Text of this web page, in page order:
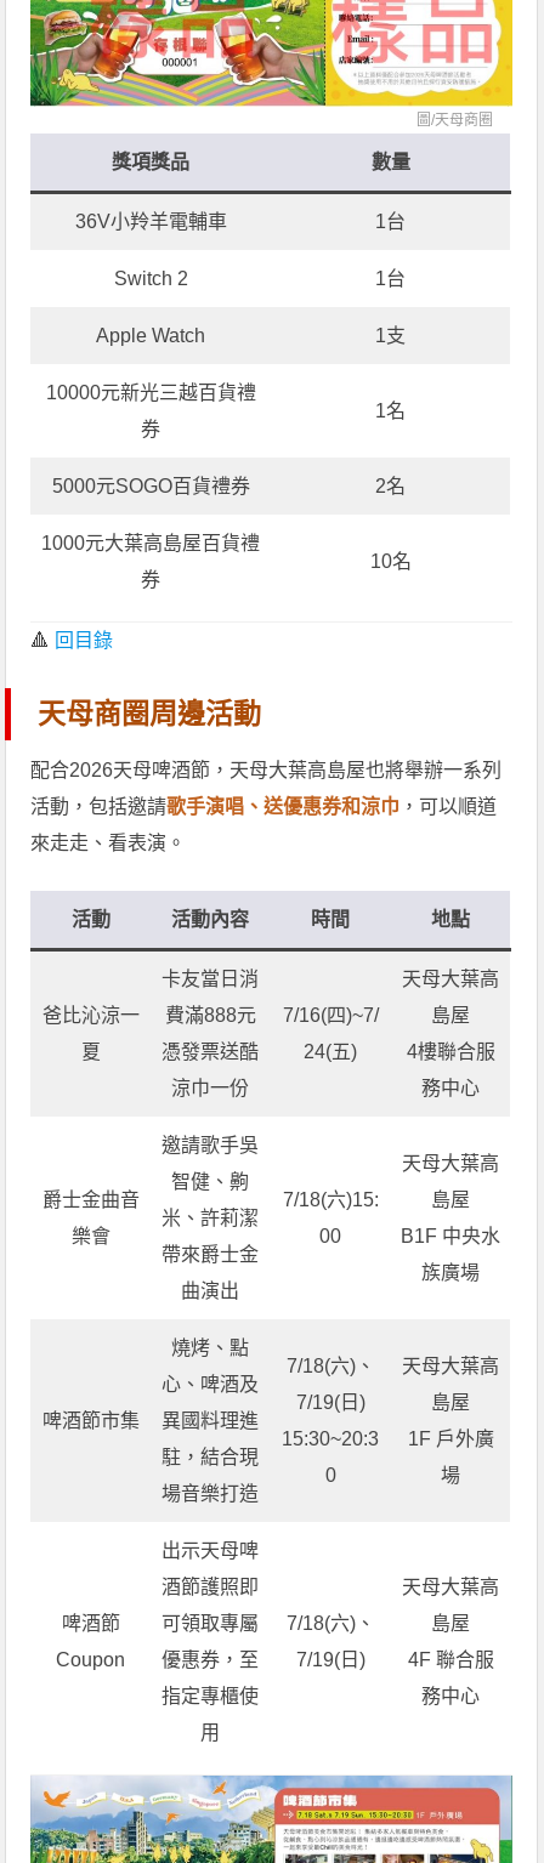
圖/天母商圈
獎項獎品 數量
36V小羚羊電輔車 1台
Switch 2 1台
Apple Watch 1支
10000元新光三越百貨禮
券
1名
5000元SOGO百貨禮券 2名
1000元大葉高島屋百貨禮
券
10名
🔺 回目錄
天母商圈周邊活動
配合2026天母啤酒節，天母大葉高島屋也將舉辦一系列
活動，包括邀請歌手演唱、送優惠券和涼巾 ，可以順道
來走走、看表演。
活動 活動內容 時間 地點
爸比沁涼一
夏
卡友當日消
費滿888元
憑發票送酷
涼巾一份
7/16(四)~7/
24(五)
天母大葉高
島屋
4樓聯合服
務中心
爵士金曲音
樂會
邀請歌手吳
智健、齁
米、許莉潔
帶來爵士金
曲演出
7/18(六)15:
00
天母大葉高
島屋
B1F 中央水
族廣場
啤酒節市集
燒烤、點
心、啤酒及
異國料理進
駐，結合現
場音樂打造
7/18(六)、
7/19(日)
15:30~20:3
0
天母大葉高
島屋
1F 戶外廣
場
啤酒節
Coupon
出示天母啤
酒節護照即
可領取專屬
優惠券，至
指定專櫃使
用
7/18(六)、
7/19(日)
天母大葉高
島屋
4F 聯合服
務中心